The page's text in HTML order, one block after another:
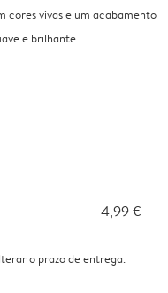
cores vivas e um acabamento
e brilhante.
4,99 €
o prazo de entrega.